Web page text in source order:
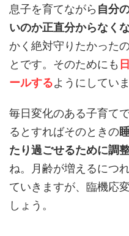
息子を育てながら 自分
いのか正直分からなく
かく絶対守りたかった
とです。そのためにも
ールするようにしていま
毎日変化のある子育て
るとすればそのときの
たり過ごせるために調
ね。月齢が増えるにつ
ていきますが、臨機応
しょう。